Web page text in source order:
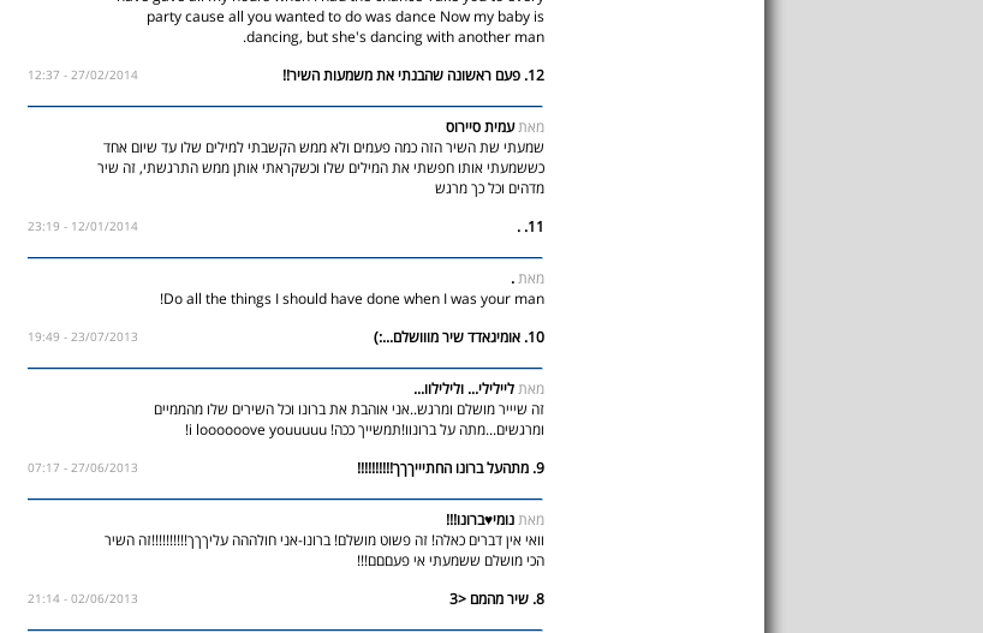
party cause all you wanted to do was dance Now my baby is
dancing, but she's dancing with another man.
12. פעם ראשונה שהבנתי את משמעות השיר!!
27/02/2014 - 12:37
מאתעמית סיירוס
שמעתי שת השיר הזה כמה פעמים ולא ממש הקשבתי למילים שלו עד שיום אחד
כששמעתי אותו חפשתי את המילים שלו וכשקראתי אותן ממש התרגשתי, זה שיר
מדהים וכל כך מרגש
11. .
12/01/2014 - 23:19
מאת.
Do all the things I should have done when I was your man!
10. אומיגאדד שיר מווושלם...:)
23/07/2013 - 19:49
מאתליילילי... ולילילוו...
זה שיייר מושלם ומרגש..אני אוהבת את ברונו וכל השירים שלו מהממיים
ומרגשים...מתה על ברונוו!תמשייך ככה! i loooooove youuuuu!
9. מתהעל ברונו החתיייךךך!!!!!!!!!!
27/06/2013 - 07:17
מאתנומי♥ברונו!!!
וואי אין דברים כאלה! זה פשוט מושלם! ברונו-אני חולההה עליךךך!!!!!!!!!!זה השיר
הכי מושלם ששמעתי אי פעםםם!!!
8. שיר מהמם <3
02/06/2013 - 21:14